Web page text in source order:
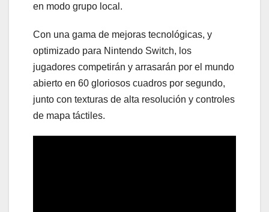
en modo grupo local.
Con una gama de mejoras tecnológicas, y
optimizado para Nintendo Switch, los
jugadores competirán y arrasarán por el mundo
abierto en 60 gloriosos cuadros por segundo,
junto con texturas de alta resolución y controles
de mapa táctiles.